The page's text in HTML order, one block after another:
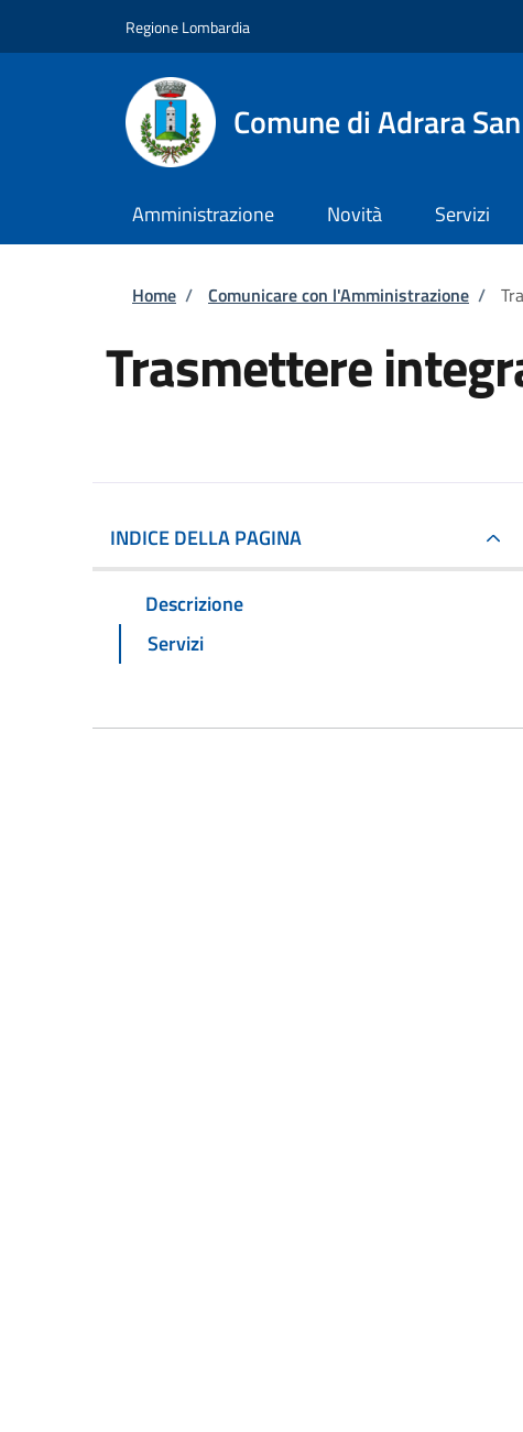
Regione Lombardia
Comune di Adrara
Amministrazione Novità Servizi
Briciole di pane
Home / Comunicare con l'Amministrazione /
Trasmettere
INDICE DELLA PAGINA
Descrizione
Servizi